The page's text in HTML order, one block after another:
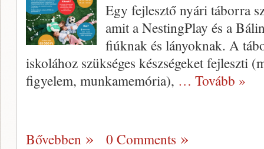
Egy fejlesztő nyári táborra
amit a NestingPlay és a
fiúknak és lányoknak. A
iskolához szükséges készségeket fejleszti
figyelem, munkamemória), … Tovább »
Bővebben 0 Comments